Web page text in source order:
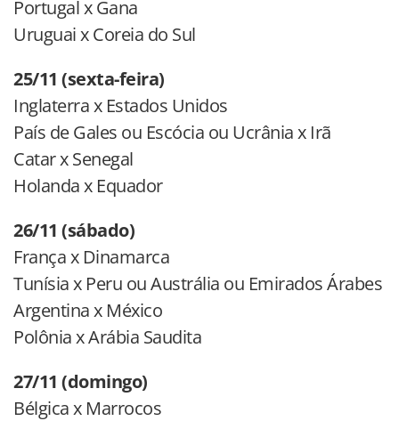
Portugal x Gana
Uruguai x Coreia do Sul
25/11 (sexta-feira)
Inglaterra x Estados Unidos
País de Gales ou Escócia ou Ucrânia x Irã
Catar x Senegal
Holanda x Equador
26/11 (sábado)
França x Dinamarca
Tunísia x Peru ou Austrália ou Emirados Árabes
Argentina x México
Polônia x Arábia Saudita
27/11 (domingo)
Bélgica x Marrocos